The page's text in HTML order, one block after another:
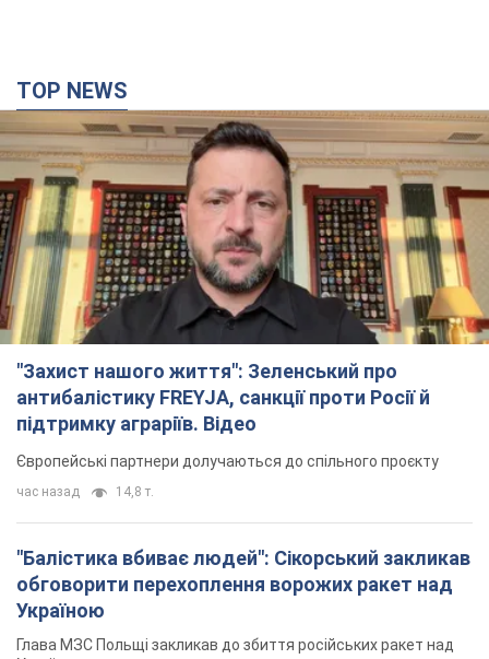
"Захист нашого життя": Зеленський про
антибалістику FREYJA, санкції проти Росії й
підтримку аграріїв. Відео
Європейські партнери долучаються до спільного проєкту
час назад 14,8 т.
"Балістика вбиває людей": Сікорський закликав
обговорити перехоплення ворожих ракет над
Україною
Глава МЗС Польщі закликав до збиття російських ракет над
Податкова передасть Міноборони дані про
чоловіків 18-60 років: для чого це потрібно
Це потрібно для перевірки військового обліку
3 часа назад 14,6 т.